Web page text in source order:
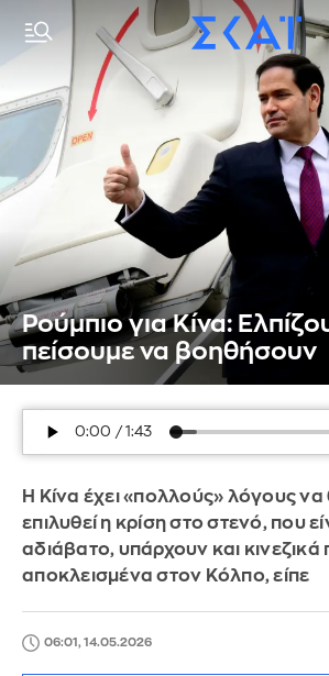
Ρούμπιο για Κίνα:
πείσουμε να βοηθήσουν
Η Κίνα έχει «πολλούς» λόγους να
επιλυθεί η κρίση στο στενό, που
αδιάβατο, υπάρχουν και κινεζικά
αποκλεισμένα στον Κόλπο, είπε
06:01, 14.05.2026